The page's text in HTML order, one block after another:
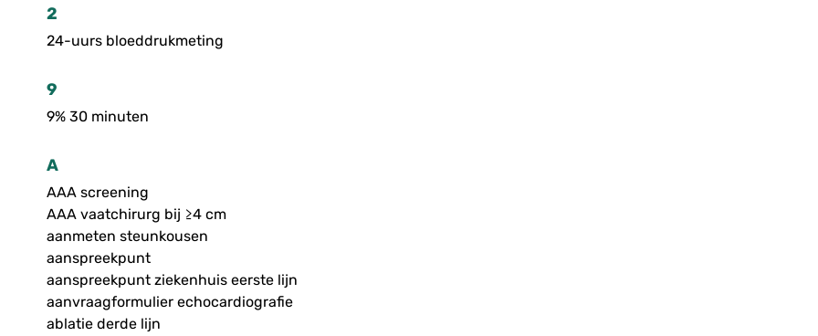
2
24-uurs bloeddrukmeting
9
9% 30 minuten
A
AAA screening
AAA vaatchirurg bij ≥4 cm
aanmeten steunkousen
aanspreekpunt
aanspreekpunt ziekenhuis eerste lijn
aanvraagformulier echocardiografie
ablatie derde lijn